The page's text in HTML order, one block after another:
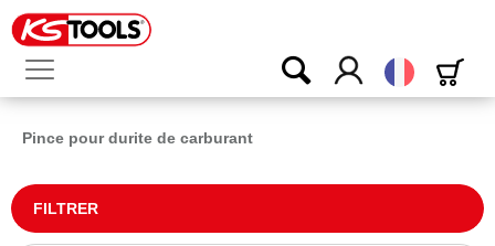
Français
Pince pour durite de carburant
FILTRER